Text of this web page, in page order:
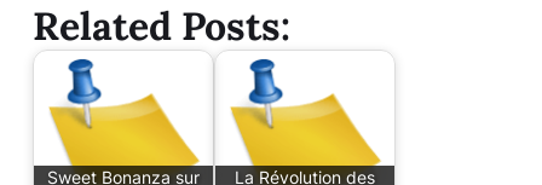
Related Posts:
Sweet Bonanza sur La Révolution des